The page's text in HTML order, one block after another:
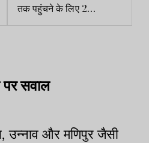
तक पहुंचने के लिए 2
किलोमीटर से अधिक की दूरी
पर सवाल
उन्नाव और मणिपुर जैसी